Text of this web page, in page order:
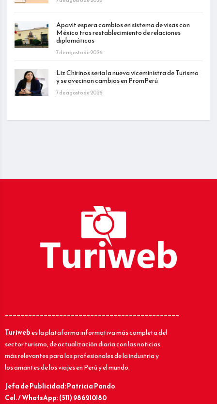
Apavit espera cambios en sistema de visas con
México tras restablecimiento de relaciones
diplomáticas
7 de agosto de 2026
Liz Chirinos sería la nueva viceministra de Turismo
y se avecinan cambios en PromPerú
7 de agosto de 2026
_____________________________________________
Turiwebes la plataforma informativa más completa del
sector turismo, de actualización diaria con las noticias
más relevantes para los profesionales de la industria y
los amantes de los viajes en Perú y el mundo.
Jefa de Publicidad: Patricia Pando
Cel. / WhatsApp: (511) 986210180